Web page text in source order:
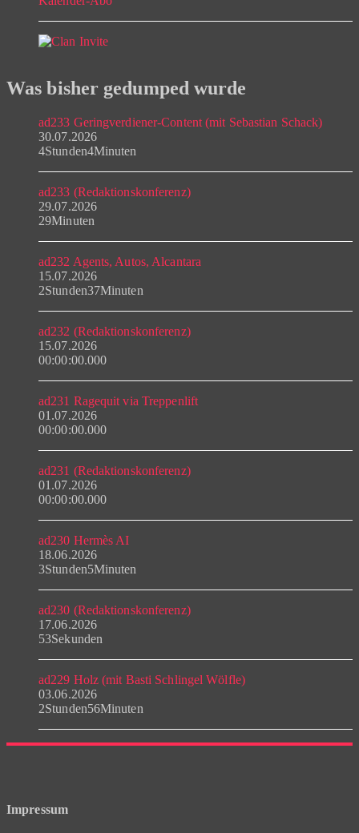
Was bisher gedumped wurde
ad233 Geringverdiener-Content (mit Sebastian Schack)
30.07.2026
4Stunden4Minuten
ad233 (Redaktionskonferenz)
29.07.2026
29Minuten
ad232 Agents, Autos, Alcantara
15.07.2026
2Stunden37Minuten
ad232 (Redaktionskonferenz)
15.07.2026
00:00:00.000
ad231 Ragequit via Treppenlift
01.07.2026
00:00:00.000
ad231 (Redaktionskonferenz)
01.07.2026
00:00:00.000
ad230 Hermès AI
18.06.2026
3Stunden5Minuten
ad230 (Redaktionskonferenz)
17.06.2026
53Sekunden
ad229 Holz (mit Basti Schlingel Wölfle)
03.06.2026
2Stunden56Minuten
Impressum